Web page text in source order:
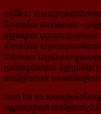
កម្មវិធីនេះ មានឈ្មោះពេញជាភា
និងមានន័យ ជាខេមរភាសា «ប្រវត្
មជ្ឈមណ្ឌល បុប្ផាណា (Bophana)
សំខាន់បំផុត សម្រាប់យុវជនជំនាន់
ជា២ភាគ៣ នៃប្រជាជនកម្ពុជា
ប្រល័យពូជសាសន៍ បីឆ្នាំប្រាំបីខែម្
រវាងពីឆ្នាំ១៩៧៥ មកទល់នឹងឆ្នាំ១
លោក កែវ ឌួង សហស្ថាបនិកនៃកម្
មណ្ឌលបុប្ផាណា បានថ្លែងនៅក្នុងពិ